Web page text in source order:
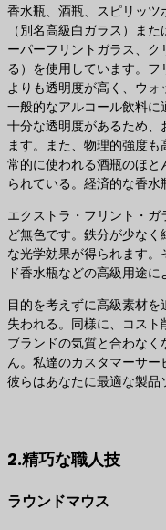
香水瓶、酒瓶、スピリッ
（別名高級白ガラス）ま
ーパーフリントガラス、
る）を使用しています。
よりも透明度が高く、ウ
一般的なアルコール飲料
十分な透明度があるため、
ます。また、物理的強度
常的に使われる酒瓶のほ
られている。経済的な香水
エクストラ・フリント・
ど無色です。鉄分が少な
な光学効果が得られます
ド香水瓶などの高級用途に
目的を考えずに高級素材
失われる。同様に、コス
ブランドの気質と合わな
ん。私達のカスタマーサー
彼らはあなたに最適な製品
2.精巧な職人技
ラウンドマウス